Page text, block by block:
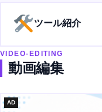
ツール紹介
VIDEO-EDITING
動画編集
AD